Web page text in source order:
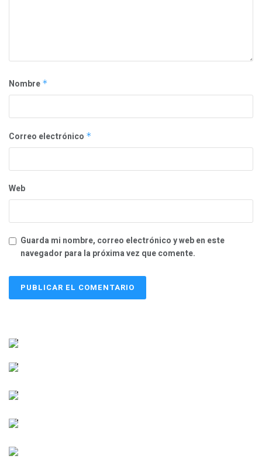
Nombre *
Correo electrónico *
Web
Guarda mi nombre, correo electrónico y web en este
navegador para la próxima vez que comente.